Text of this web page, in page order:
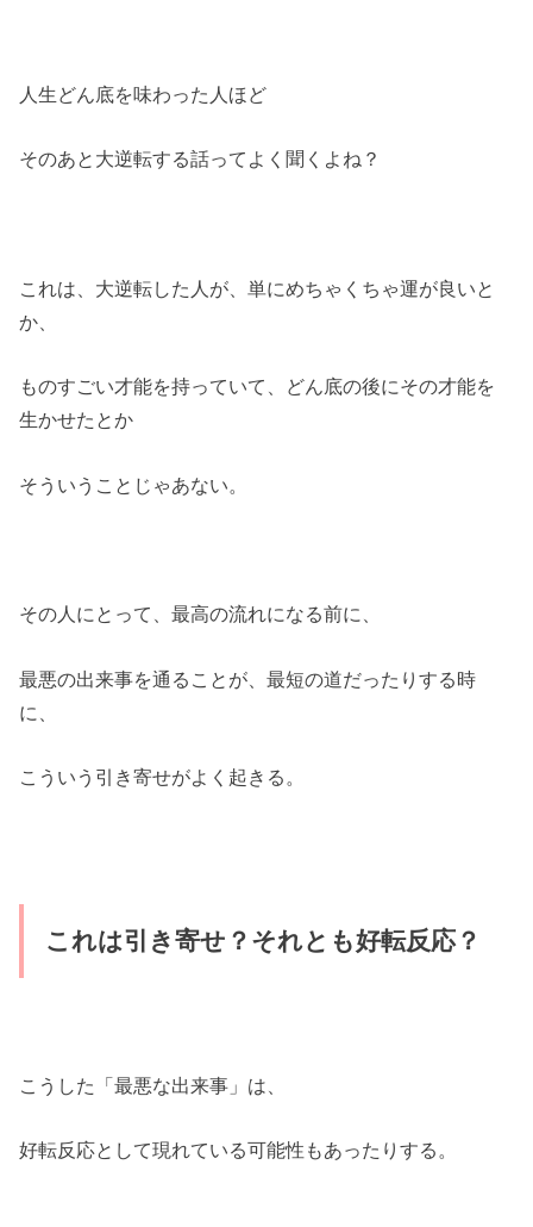
人生どん底を味わった人ほど
そのあと大逆転する話ってよく聞くよね？
これは、大逆転した人が、単にめちゃくちゃ運が良いと
か、
ものすごい才能を持っていて、どん底の後にその才能を
生かせたとか
そういうことじゃあない。
その人にとって、最高の流れになる前に、
最悪の出来事を通ることが、最短の道だったりする時
に、
こういう引き寄せがよく起きる。
これは引き寄せ？それとも好転反応？
こうした「最悪な出来事」は、
好転反応として現れている可能性もあったりする。